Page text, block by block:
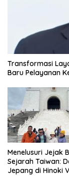
Transformasi
Baru Pelayanan
Menelusuri Jejak
Sejarah Taiwan:
Jepang di Hinoki